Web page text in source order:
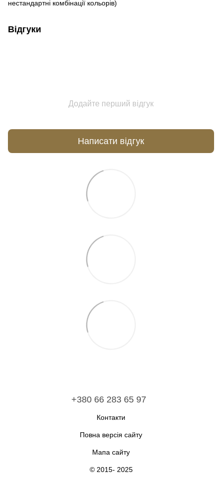
нестандартні комбінації кольорів)
Відгуки
Додайте перший відгук
Написати відгук
+380 66 283 65 97
Контакти
Повна версія сайту
Мапа сайту
© 2015- 2025